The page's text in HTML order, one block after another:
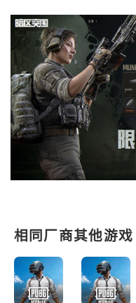
相同厂商其他游戏